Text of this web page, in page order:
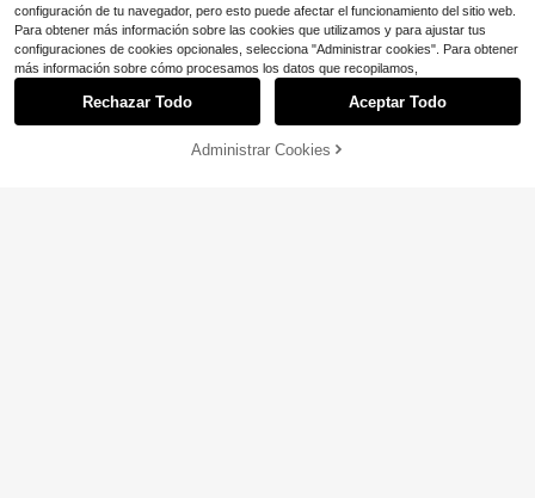
¡10% DE DESCUENTO! AÑADIR A LA BOLSA
configuración de tu navegador, pero esto puede afectar el funcionamiento del sitio web.
Para obtener más información sobre las cookies que utilizamos y para ajustar tus
configuraciones de cookies opcionales, selecciona "Administrar cookies". Para obtener
más información sobre cómo procesamos los datos que recopilamos,
Rechazar Todo Aceptar Todo
Administrar Cookies